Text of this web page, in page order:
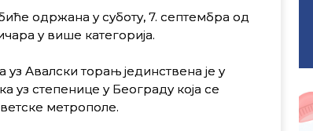
одржана у суботу, 7. септембра од
у више категорија.
Авалски торањ јединствена је у
уз степенице у Београду која се
метрополе.